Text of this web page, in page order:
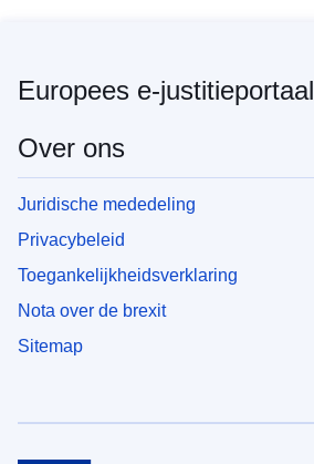
Europees e-justitieportaal
Over ons
Juridische mededeling
Privacybeleid
Toegankelijkheidsverklaring
Nota over de brexit
Sitemap